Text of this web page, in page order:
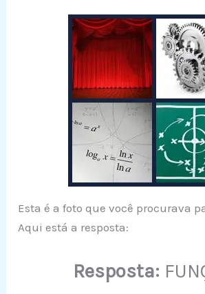
Esta é a foto que você procurava
Aqui está a resposta:
Resposta: